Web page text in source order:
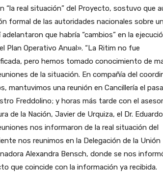
“la real situación” del Proyecto, sostuvo que
formal de las autoridades nacionales sobre
que habría “cambios” en la
Plan Operativo Anual». “La Ritim no fue
pero hemos tomado conocimiento de
de la situación. En compañía del
mantuvimos una reunión en Cancillería el
Freddolino; y horas más tarde con el
de la Nación, Javier de Urquiza, el Dr. Eduardo
nos informaron de la real situación del
nos reunimos en la Delegación de la Unión
Alexandra Bensch, donde se nos
que coincide con la información ya recibida.